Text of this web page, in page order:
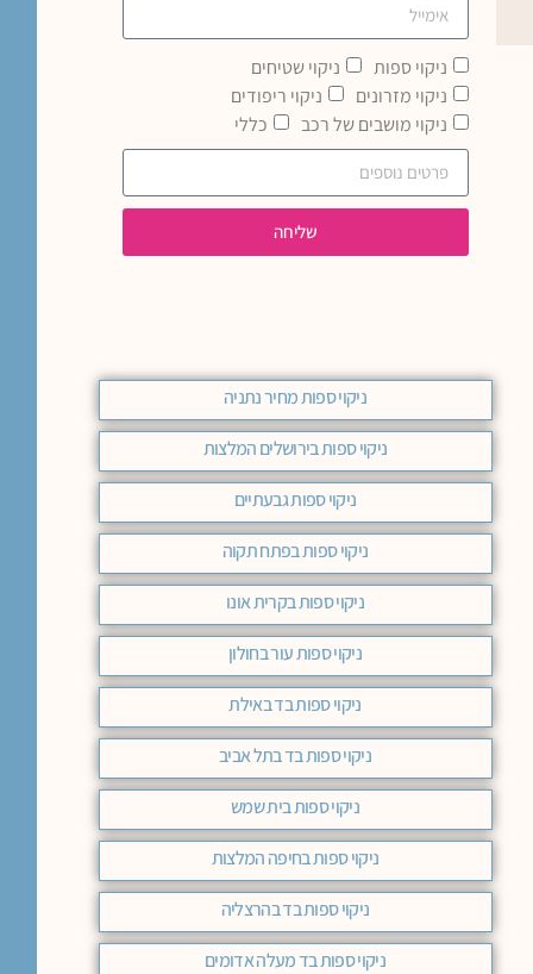
ניקוי ספות
ניקוי שטיחים
ניקוי מזרונים
ניקוי ריפודים
ניקוי מושבים של רכב
כללי
שליחה
ניקוי ספות מחיר נתניה
ניקוי ספות בירושלים המלצות
ניקוי ספות גבעתיים
ניקוי ספות בפתח תקוה
ניקוי ספות בקרית אונו
ניקוי ספות עור בחולון
ניקוי ספות בד באילת
ניקוי ספות בד בתל אביב
ניקוי ספות בית שמש
ניקוי ספות בחיפה המלצות
ניקוי ספות בד בהרצליה
ניקוי ספות בד מעלה אדומים